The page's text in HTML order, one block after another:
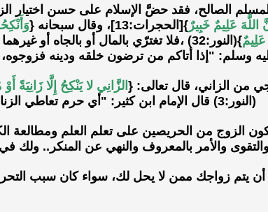
المسلم الصالح، فقد حضَّ الإسلام على حسن اختيار
اللَّهَ عَلِيمٌ خَبِيرٌ}[الحجرات:13]، وقال سبحانه {
}(النور:32) ،فلا تغترّي بالمال أو
وسلم: "إذا أتاكم من ترضون خلقه ودينه
من الزاني، قال تعالى: { الزَّانِي لا يَنْكِحُ إِلَّا
(النور:3) قال الإمام ابن كثير: "أي حرم تعاطي الزنا والتزوج بالبغايا أو تزويج العفائف بالرجال الفجار".
الزوج من الحريصين على تعلم العلم ومطالعة
والتقوى والأمر بالمعروف والنهي عن المنكر.. ولك
أن يتم زواجك ممن لا يحل لك، سواء كان سبب